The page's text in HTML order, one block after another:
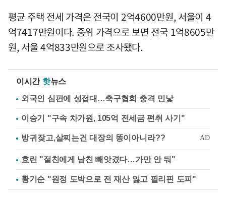
평균 주택 전세 가격은 전국이 2억4600만원, 서울이 4
억7417만원이다. 중위 가격으로 보면 전국 1억8605만
원, 서울 4억833만원으로 조사됐다.
이시간 핫뉴스
외국인 심판에 성접대…축구협회 충격 민낯
이승기 "구속 차가원, 105억 전세금 편취 사기"
효린 "절친에게 남친 빼앗겼다…가만 안 둬"
황기순 "원정 도박으로 전 재산 잃고 필리핀 도피"